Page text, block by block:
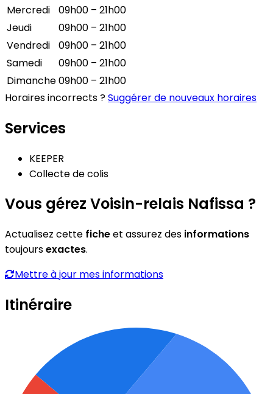
Mercredi
09h00 – 21h00
Jeudi
09h00 – 21h00
Vendredi
09h00 – 21h00
Samedi
09h00 – 21h00
Dimanche09h00 – 21h00
Horaires incorrects ?Suggérer de nouveaux horaires
Services
KEEPER
Collecte de colis
Vous gérez Voisin-relais Nafissa ?
Actualisez cette ficheet assurez des informations
toujoursexactes.
Mettre à jour mes informations
Itinéraire